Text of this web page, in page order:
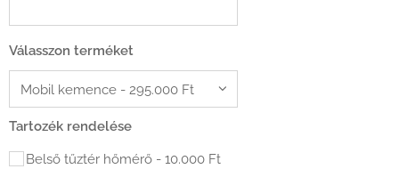
Válasszon terméket
Tartozék rendelése
Belső tűztér hőmérő - 10.000 Ft